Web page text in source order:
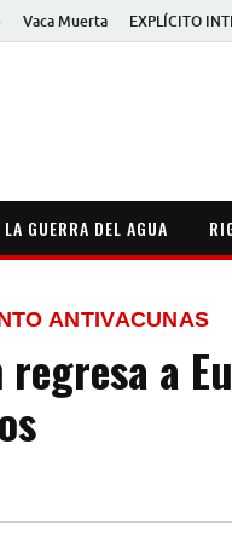
Vaca Muerta EXPLÍCITO
LA GUERRA DEL AGUA
ANTIVACUNAS
regresa a